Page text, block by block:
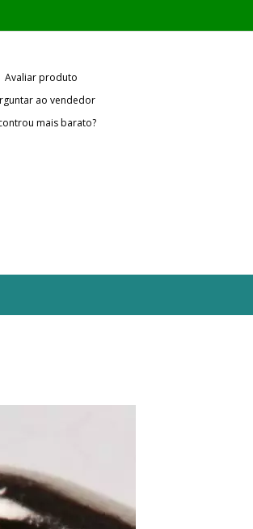
Avaliar produto
ao vendedor
mais barato?